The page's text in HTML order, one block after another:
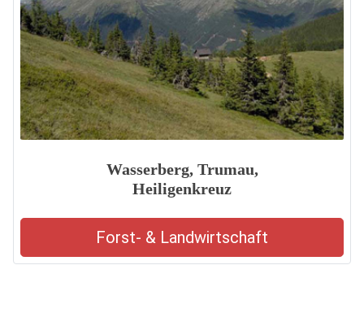
Wasserberg, Trumau,
Heiligenkreuz
Forst- & Landwirtschaft